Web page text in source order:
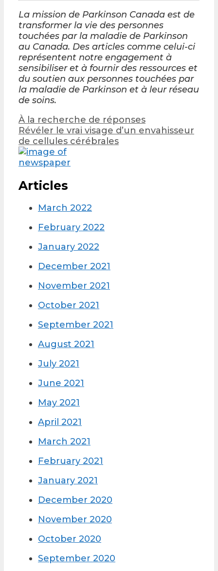
La mission de Parkinson Canada est de
transformer la vie des personnes
touchées par la maladie de Parkinson
au Canada. Des articles comme celui-ci
représentent notre engagement à
sensibiliser et à fournir des ressources et
du soutien aux personnes touchées par
la maladie de Parkinson et à leur réseau
de soins.
Post
navigation
À la recherche de réponses
Révéler le vrai visage d’un envahisseur
de cellules cérébrales
Articles
March 2022
February 2022
January 2022
December 2021
November 2021
October 2021
September 2021
August 2021
July 2021
June 2021
May 2021
April 2021
March 2021
February 2021
January 2021
December 2020
November 2020
October 2020
September 2020